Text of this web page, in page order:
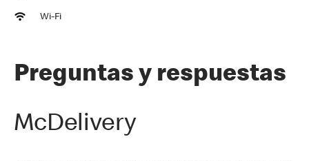
Wi-Fi
Preguntas y respuestas
McDelivery